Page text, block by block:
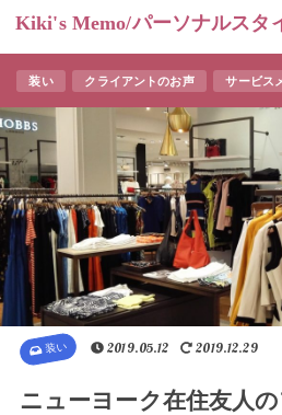
Kiki's Memo/パーソナルスタ
装い クライアントのお声 サービス
装い 2019.05.12 2019.12.29
ニューヨーク在住友人